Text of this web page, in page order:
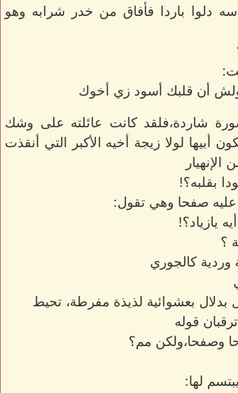
دلوا باردا فأفاق من خدر شرابه وهو
أن قلبك أسود زي أخوك
شاردة،فلقد كانت عائلته على وشك
أبيها لولا زيجة أخيه الأكبر التي أنقذت
بقلبه؟!
صفحا وهي تقول:
يازياد؟!
؟
وردية كالجوري
بعشوائية لذيذة مفرطة، تحيط
قوله
وصفحا،ولكن مم؟
لها: